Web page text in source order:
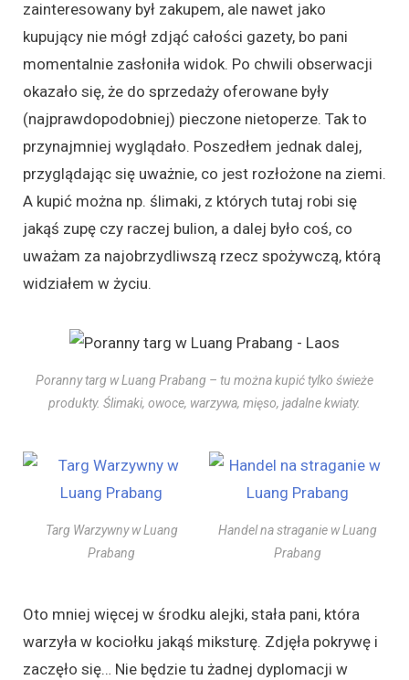
zainteresowany był zakupem, ale nawet jako
kupujący nie mógł zdjąć całości gazety, bo pani
momentalnie zasłoniła widok. Po chwili obserwacji
okazało się, że do sprzedaży oferowane były
(najprawdopodobniej) pieczone nietoperze. Tak to
przynajmniej wyglądało. Poszedłem jednak dalej,
przyglądając się uważnie, co jest rozłożone na ziemi.
A kupić można np. ślimaki, z których tutaj robi się
jakąś zupę czy raczej bulion, a dalej było coś, co
uważam za najobrzydliwszą rzecz spożywczą, którą
widziałem w życiu.
Poranny targ w Luang Prabang – tu można kupić tylko świeże
produkty. Ślimaki, owoce, warzywa, mięso, jadalne kwiaty.
Targ Warzywny w Luang
Prabang
Handel na straganie w Luang
Prabang
Oto mniej więcej w środku alejki, stała pani, która
warzyła w kociołku jakąś miksturę. Zdjęła pokrywę i
zaczęło się… Nie będzie tu żadnej dyplomacji w